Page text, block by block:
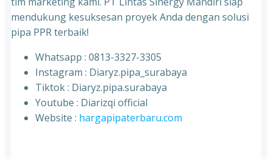
mendukung kesuksesan proyek Anda dengan solusi
pipa PPR terbaik!
Whatsapp : 0813-3327-3305
⁠Instagram : Diaryz.pipa_surabaya
⁠Tiktok : Diaryz.pipa.surabaya
⁠Youtube : Diarizqi official
⁠Website : hargapipaterbaru.com